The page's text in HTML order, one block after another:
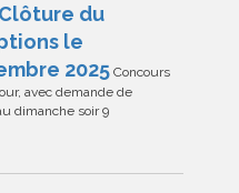
du
le
2025 Concours
avec demande de
dimanche soir 9